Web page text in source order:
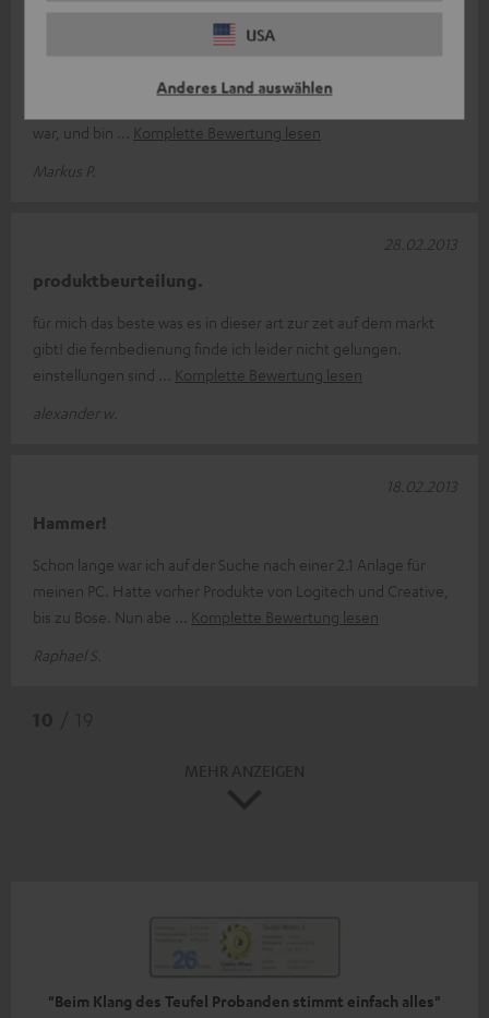
USA
Anderes Land auswählen
Klang und Lautstärke sehr gut
Ich besitze seit ein paar Jahren bereits ein Teufel Lautsprecher
war, und bin
Komplette Bewertung lesen
Markus P.
produktbeurteilung.
für mich das beste was es in dieser art zur zet auf dem markt
gibt! die fernbedienung finde ich leider nicht gelungen.
einstellungen sind
Komplette Bewertung lesen
alexander w.
28.02.2013
Hammer!
Schon lange war ich auf der Suche nach einer 2.1 Anlage für
meinen PC. Hatte vorher Produkte von Logitech und Creative,
bis zu Bose. Nun abe
Komplette Bewertung lesen
Raphael S.
18.02.2013
"Beim Klang des Teufel Probanden stimmt einfach alles"